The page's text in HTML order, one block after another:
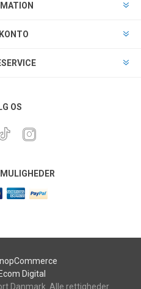
OS
nopCommerce
Ecom Digital
Danmark. Alle rettigheder